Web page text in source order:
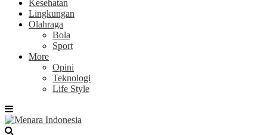
Kesehatan
Lingkungan
Olahraga
Bola
Sport
More
Opini
Teknologi
Life Style